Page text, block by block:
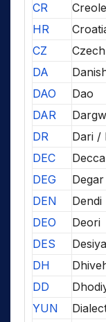
CR
HR
CZ
Czech
DA
DAO
Dao
DAR
DR
Dari /
DEC
DEG
DEN
Dendi
DEO
Deori
DES
DH
DD
YUN